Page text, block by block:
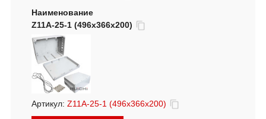
Z11A-25-1 (496х366х200)
Артикул: Z11A-25-1 (496х366х200)